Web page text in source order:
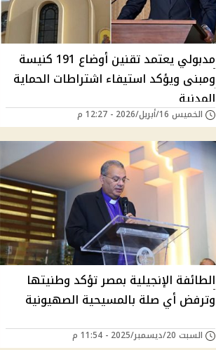
مدبولي يعتمد تقنين أوضاع 191 كنيسة
ومبنى ويؤكد استيفاء اشتراطات الحماية
المدنية
الخميس 16/أبريل/2026 - 12:27 م
الطائفة الإنجيلية بمصر تؤكد وطنيتها
وترفض أي صلة بالمسيحية الصهيونية
السبت 20/ديسمبر/2025 - 11:54 م